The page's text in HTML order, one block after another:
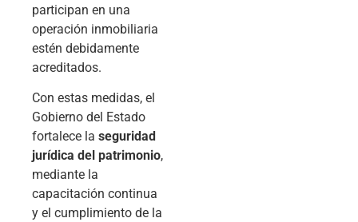
participan en una
operación inmobiliaria
estén debidamente
acreditados.
Con estas medidas, el
Gobierno del Estado
fortalece la seguridad
jurídica del patrimonio,
mediante la
capacitación continua
y el cumplimiento de la